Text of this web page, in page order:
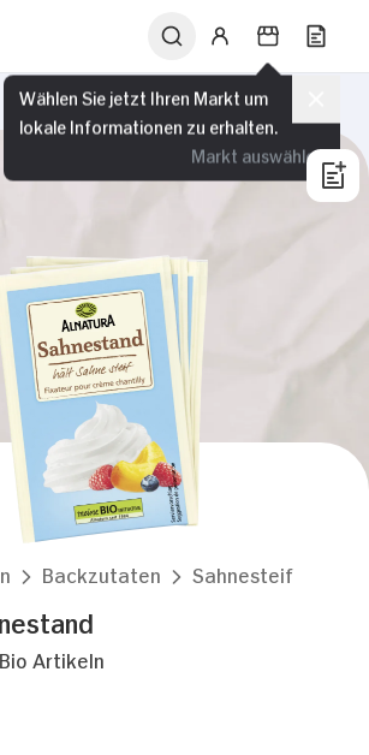
Wählen Sie jetzt Ihren Markt um
lokale Informationen zu erhalten.
Markt auswählen
Backzutaten Sahnesteif
Artikeln